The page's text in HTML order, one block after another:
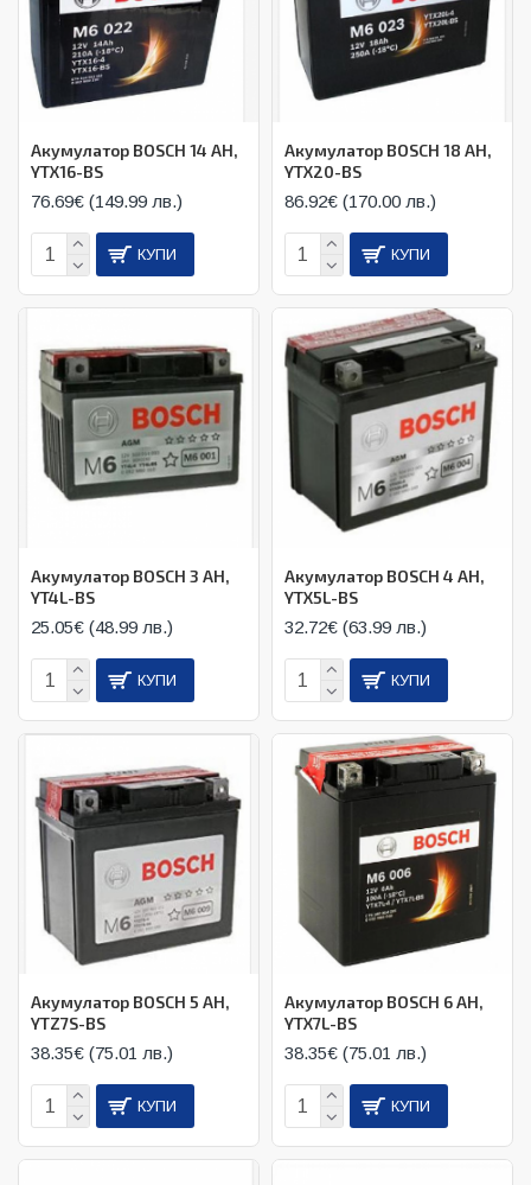
Акумулатор BOSCH 14 AH,
YTX16-BS
76.69€ (149.99 лв.)
КУПИ
Акумулатор BOSCH 18 AH,
YTX20-BS
86.92€ (170.00 лв.)
КУПИ
Акумулатор BOSCH 3 AH,
YT4L-BS
25.05€ (48.99 лв.)
КУПИ
Акумулатор BOSCH 4 AH,
YTX5L-BS
32.72€ (63.99 лв.)
КУПИ
Акумулатор BOSCH 5 AH,
YTZ7S-BS
38.35€ (75.01 лв.)
КУПИ
Акумулатор BOSCH 6 AH,
YTX7L-BS
38.35€ (75.01 лв.)
КУПИ